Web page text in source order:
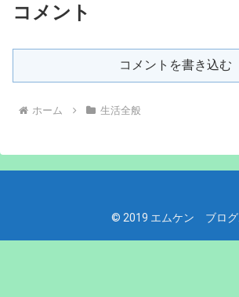
コメント
コメントを書き込む
ホーム 生活全般
© 2019 エムケン ブログ.